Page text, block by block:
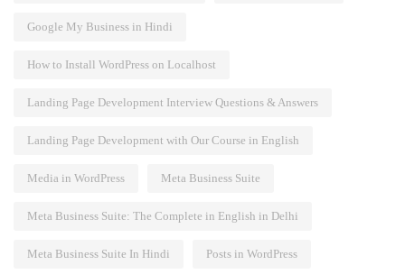
Google My Business in Hindi
How to Install WordPress on Localhost
Landing Page Development Interview Questions & Answers
Landing Page Development with Our Course in English
Media in WordPress Meta Business Suite
Meta Business Suite: The Complete in English in Delhi
Meta Business Suite In Hindi Posts in WordPress